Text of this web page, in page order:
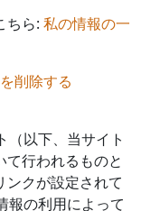
ちら: 私の情報の一
削除する
（以下、当サイト
行われるものと
ンクが設定されて
報の利用によって